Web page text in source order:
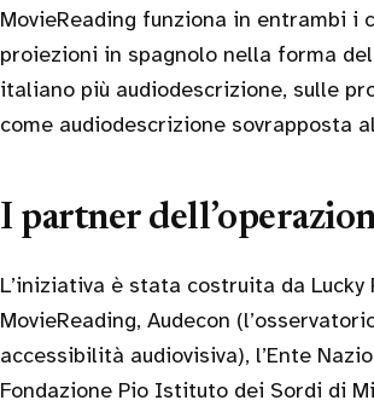
MovieReading funziona in entrambi i
proiezioni in spagnolo nella forma
italiano più audiodescrizione, sulle
come audiodescrizione sovrapposta
I partner
L’iniziativa è stata costruita da Lucky
MovieReading, Audecon
accessibilità audiovisiva), l’Ente
Fondazione Pio Istituto dei Sordi di